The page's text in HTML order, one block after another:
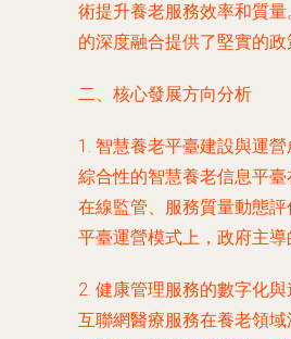
術提升養老服務效率和質
的深度融合提供了堅實的政
二、核心發展方向分析
1. 智慧養老平臺建設與運
綜合性的智慧養老信息平
在線監管、服務質量動態
平臺運營模式上，政府主導
2. 健康管理服務的數字化
互聯網醫療服務在養老領